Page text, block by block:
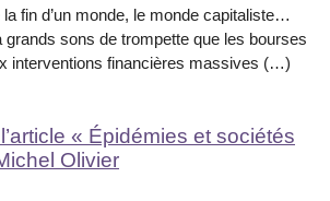
fin d’un monde, le monde capitaliste…
grands sons de trompette que les bourses
interventions financières massives (…)
« Épidémies et sociétés
Olivier